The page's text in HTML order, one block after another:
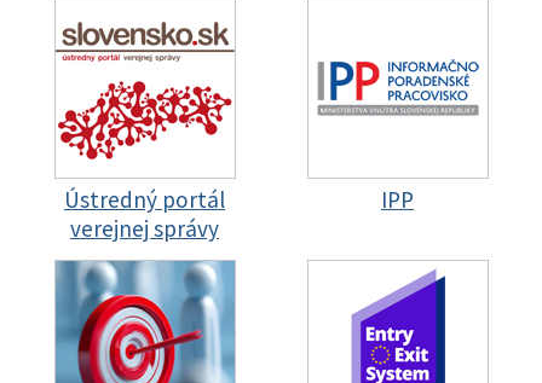
Ústredný portál
verejnej správy
IPP